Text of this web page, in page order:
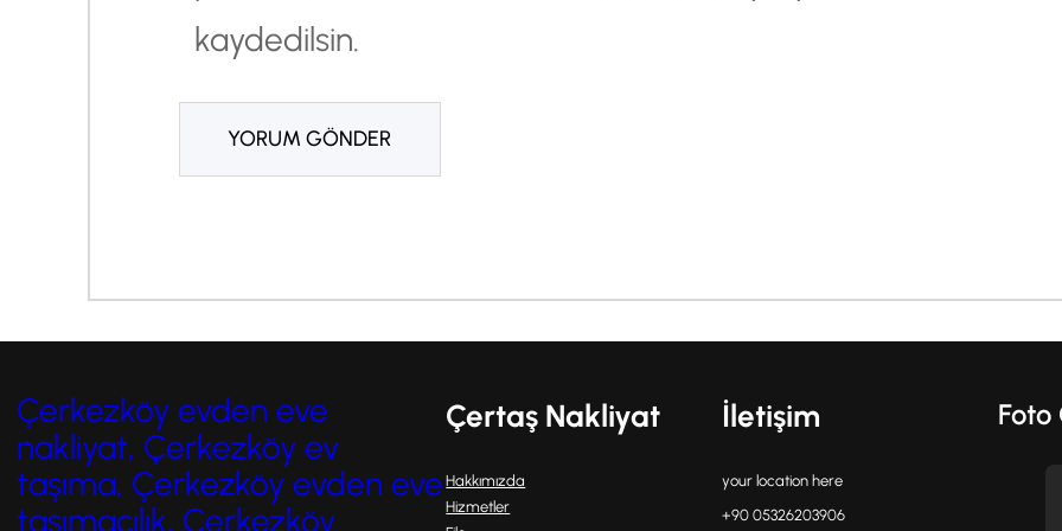
kaydedilsin.
Çerkezköy evden eve
nakliyat, Çerkezköy ev
taşıma, Çerkezköy evden eve
taşımacılık, Çerkezköy
Çertaş Nakliyat
Hakkımızda
Hizmetler
İletişim
your location here
+90 05326203906
Foto